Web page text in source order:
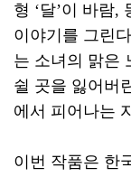
형 ‘달’이 바람,
이야기를 그린다
는 소녀의 맑은
쉴 곳을 잃어버
에서 피어나는
이번 작품은 한